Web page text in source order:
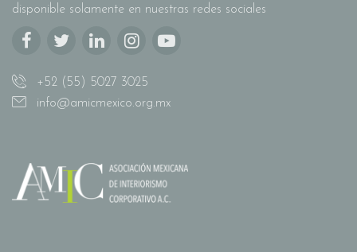
disponible solamente en nuestras redes sociales
+52 (55) 5027 3025
info@amicmexico.org.mx